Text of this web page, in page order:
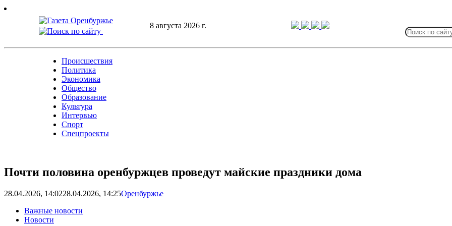
Skip
8 августа 2026 г.
for:
Происшествия
Политика
Экономика
Общество
Образование
Культура
Интервью
Спорт
Спецпроекты
Почти половина оренбуржцев проведут майские праздники дома
28.04.2026, 14:0228.04.2026, 14:25Оренбуржье
Важные новости
Новости